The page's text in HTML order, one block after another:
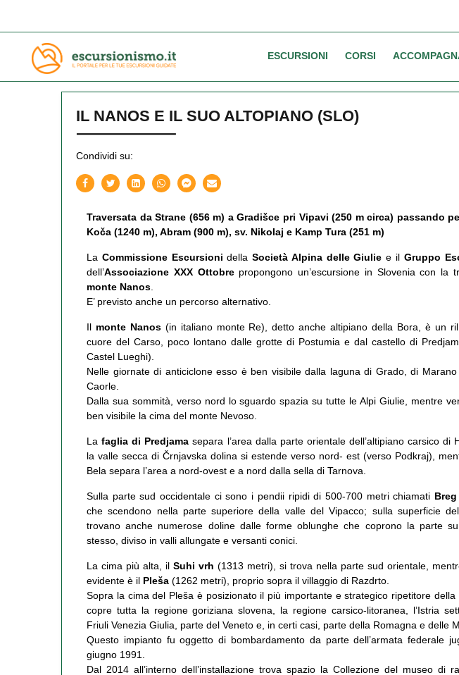
ESCURSIONI CORSI
IL NANOS E IL SUO ALTOPIANO (SLO)
Condividi su:
Traversata da Strane (656 m) a Gradišce pri Vipavi (250 m circa) passando
Koča (1240 m), Abram (900 m), sv. Nikolaj e Kamp Tura (251 m)
La Commissione EscursionidellaSocietà Alpina delle Giuliee il Gruppo
dell’Associazione XXX Ottobrepropongono un’escursione in Slovenia con la
monte Nanos.
E’ previsto anche un percorso alternativo.
Il monte Nanos(in italiano monte Re), detto anche altipiano della Bora, è un
cuore del Carso, poco lontano dalle grotte di Postumia e dal castello di
Castel Lueghi).
Nelle giornate di anticiclone esso è ben visibile dalla laguna di Grado, di
Caorle.
Dalla sua sommità, verso nord lo sguardo spazia su tutte le Alpi Giulie, mentre
ben visibile la cima del monte Nevoso.
Lafaglia di Predjama separa l’area dalla parte orientale dell’altipiano carsico di
la valle secca di Črnjavska dolina si estende verso nord- est (verso Podkraj),
Bela separa l’area a nord-ovest e a nord dalla sella di Tarnova.
Sulla parte sud occidentale ci sono i pendii ripidi di 500-700 metri chiamati Breg
che scendono nella parte superiore della valle del Vipacco; sulla superficie
trovano anche numerose doline dalle forme oblunghe che coprono la parte
stesso, diviso in valli allungate e versanti conici.
La cima più alta, il Suhi vrh (1313 metri), si trova nella parte sud orientale,
evidente è il Pleša (1262 metri), proprio sopra il villaggio di Razdrto.
Sopra la cima del Pleša è posizionato il più importante e strategico ripetitore della
copre tutta la regione goriziana slovena, la regione carsico-litoranea, l’Istria
Friuli Venezia Giulia, parte del Veneto e, in certi casi, parte della Romagna e delle
Questo impianto fu oggetto di bombardamento da parte dell’armata federale
giugno 1991.
Dal 2014 all’interno dell’installazione trova spazio la Collezione del museo di